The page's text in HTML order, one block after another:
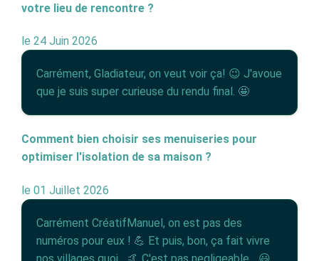
votre lieu de rencontre ?
le 24 Juin 2026
Carrément, Gladiateur, on veut voir ça! 😉 J'avoue
que je suis super curieuse du rendu final. 🤩
Comment bien choisir ses menuiseries pour
optimiser l'isolation de sa maison ?
le 01 Juillet 2026
Carrément CréatifManuel, on est pas des
numéros pour eux ! 💪 Et puis, bon, ça fait vivre
nos villages quoi... 🤙 C'est pas negligeable... 😃